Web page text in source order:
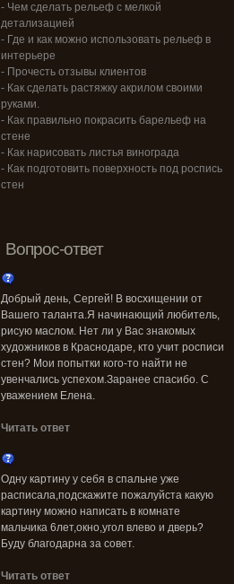
- Чем сделать рельеф с мелкой
детализацией
- Где и как можно использовать рельеф в
интерьере
- Прочесть отзывы клиентов
- Как сделать растяжку акрилом своими
руками.
- Как правильно покрасить барельеф на
стене
- Как нарисовать листья винограда
- Как подготовить поверхность под роспись
стен
Вопрос-ответ
Добрый день, Сергей! В восхищении от
Вашего таланта.Я начинающий любитель,
рисую маслом. Нет ли у Вас знакомых
художников в Краснодаре, кто учит росписи
стен? Мои попытки кого-то найти не
увенчались успехом.Заранее спасибо. С
уважением Елена.
Читать ответ
Одну картину у себя в спальне уже
расписала,подскажите пожалуйста какую
картину можно написать в комнате
мальчика 6лет,окно,угол влево и дверь?
Буду благодарна за совет.
Читать ответ